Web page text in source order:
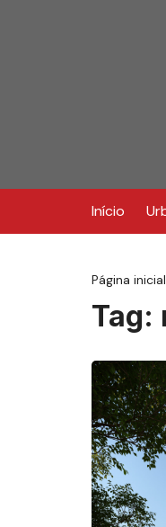
Início
Página inicial
Tag: